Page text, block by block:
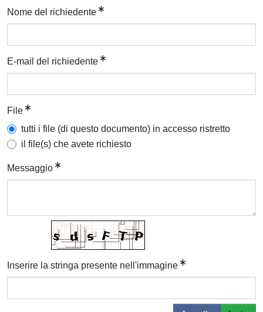
Nome del richiedente
E-mail del richiedente
File
tutti i file (di questo documento) in accesso ristretto
il file(s) che avete richiesto
Messaggio
Inserire la stringa presente nell'immagine